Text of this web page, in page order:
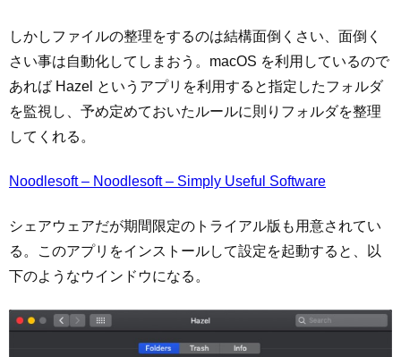
しかしファイルの整理をするのは結構面倒くさい、面倒く
さい事は自動化してしまおう。macOS を利用しているので
あれば Hazel というアプリを利用すると指定したフォルダ
を監視し、予め定めておいたルールに則りフォルダを整理
してくれる。
Noodlesoft – Noodlesoft – Simply Useful Software
シェアウェアだが期間限定のトライアル版も用意されてい
る。このアプリをインストールして設定を起動すると、以
下のようなウインドウになる。